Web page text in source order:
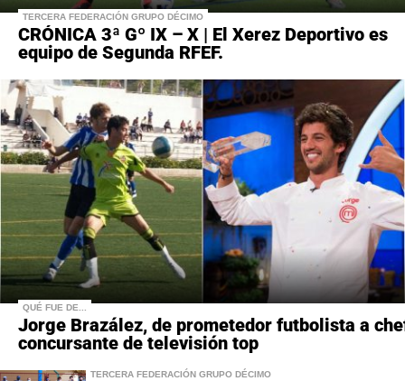
TERCERA FEDERACIÓN GRUPO DÉCIMO
CRÓNICA 3ª Gº IX – X | El Xerez Deportivo es
equipo de Segunda RFEF.
QUÉ FUE DE...
Jorge Brazález, de prometedor futbolista a
concursante de televisión top
TERCERA FEDERACIÓN GRUPO DÉCIMO